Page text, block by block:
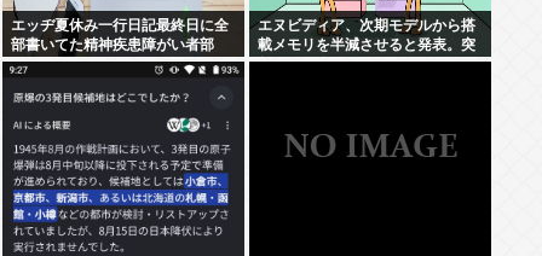
エッヂ夏休み一行日記最終日に全
部書いてた精神疾患障がい者部
エヌビディア、次期モデルから搭
載メモリを半減させると発表。突
然メモリ余り始めるwww